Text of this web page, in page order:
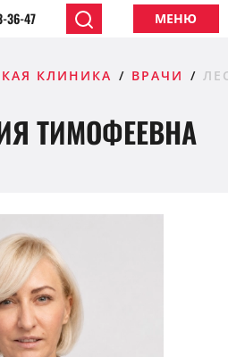
36-47 МЕНЮ
КЛИНИКА ВРАЧИ
ТИМОФЕЕВНА